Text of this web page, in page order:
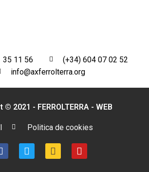
35 11 56
(+34) 604 07 02 52
info@axferrolterra.org
© 2021 - FERROLTERRA - WEB
Politica de cookies